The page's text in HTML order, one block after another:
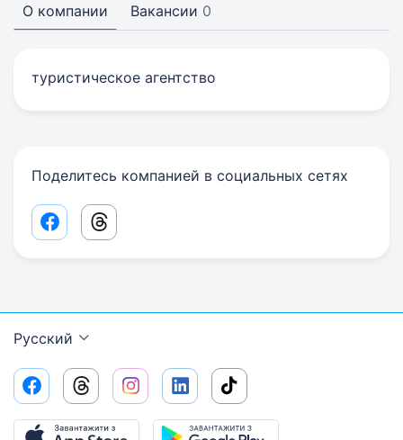
О компании Вакансии 0
туристическое агентство
Поделитесь компанией в социальных сетях
Facebook share link
Threads share link
Русский